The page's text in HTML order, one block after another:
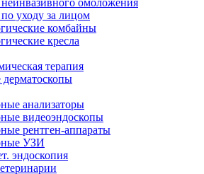
омоложения
уходу за лицом
комбайны
кресла
терапия
анализаторы
видеоэндоскопы
рентген-аппараты
УЗИ
эндоскопия